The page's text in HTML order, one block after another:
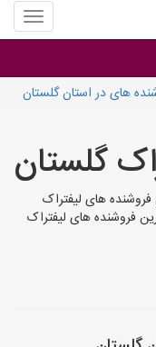
منوی
سایت
یاب
های در استان گلستان
گلستان
های لیفتراک
فروشنده های لیفتراک